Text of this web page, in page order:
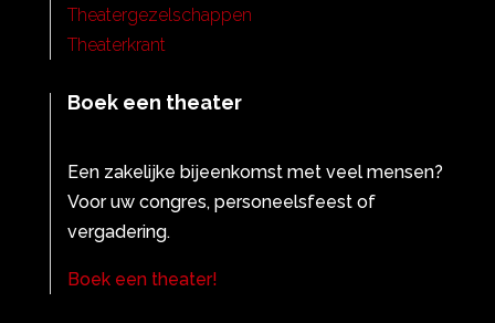
Theatergezelschappen
Theaterkrant
Boek een theater
Een zakelijke bijeenkomst met veel mensen?
Voor uw congres, personeelsfeest of
vergadering.
Boek een theater!